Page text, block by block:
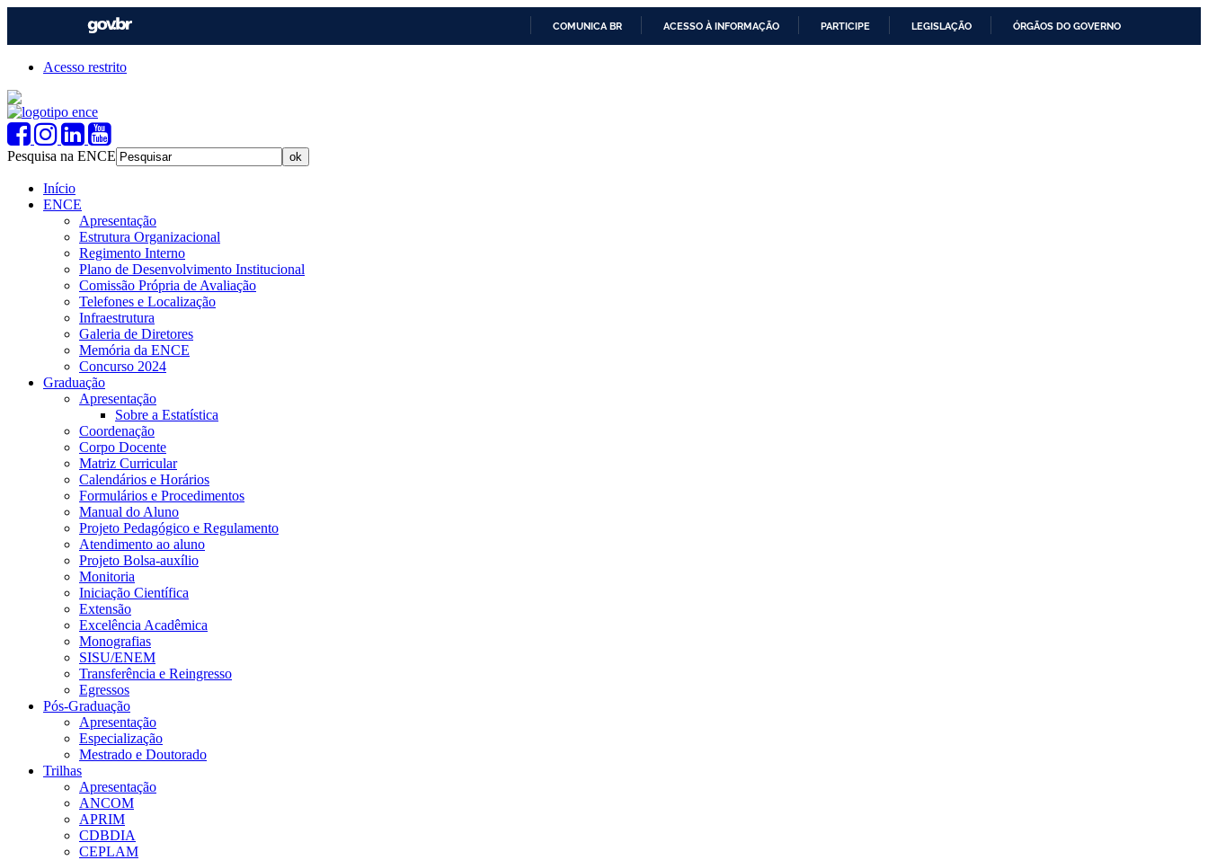
COMUNICA BR ACESSO À INFORMAÇÃO PARTICIPE LEGISLAÇÃO ÓRGÃOS DO GOVERNO
Acesso restrito
Pesquisa na ENCE
Início
ENCE
Apresentação
Estrutura Organizacional
Regimento Interno
Plano de Desenvolvimento Institucional
Comissão Própria de Avaliação
Telefones e Localização
Infraestrutura
Galeria de Diretores
Memória da ENCE
Concurso 2024
Graduação
Apresentação
Sobre a Estatística
Coordenação
Corpo Docente
Matriz Curricular
Calendários e Horários
Formulários e Procedimentos
Manual do Aluno
Projeto Pedagógico e Regulamento
Atendimento ao aluno
Projeto Bolsa-auxílio
Monitoria
Iniciação Científica
Extensão
Excelência Acadêmica
Monografias
SISU/ENEM
Transferência e Reingresso
Egressos
Pós-Graduação
Apresentação
Especialização
Mestrado e Doutorado
Trilhas
Apresentação
ANCOM
APRIM
CDBDIA
CEPLAM